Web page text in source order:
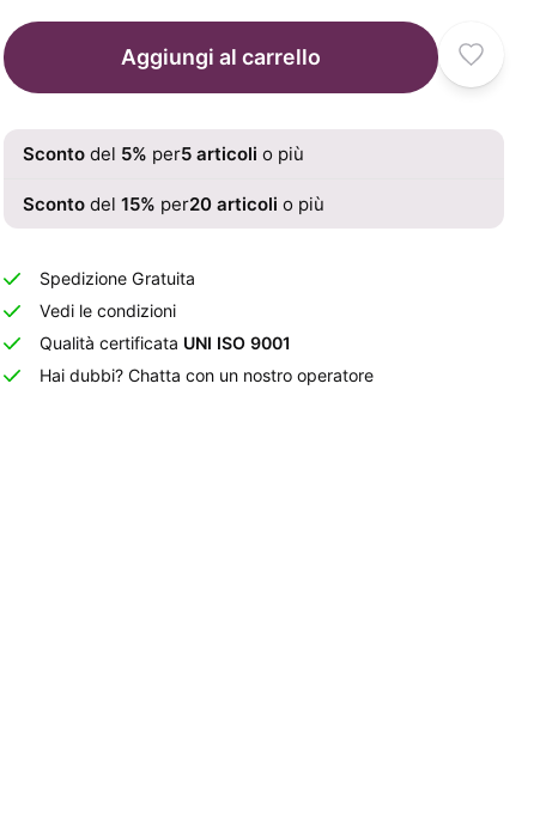
Aggiungi al carrello
Scontodel 5% per5articoli o più
Scontodel 15% per20articoli o più
Spedizione Gratuita
Vedi le condizioni
Qualità certificata UNI ISO 9001
Hai dubbi? Chatta con un nostro operatore